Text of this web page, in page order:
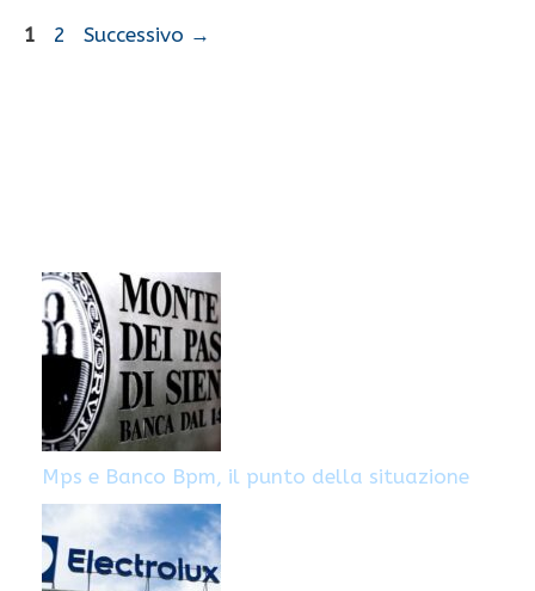
Pagina
1 Pagina
2 Successivo →
Mps e Banco Bpm, il punto della situazione